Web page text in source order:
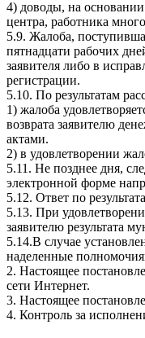
4) доводы, на
центра, работника
5.9. Жалоба,
пятнадцати рабочих
заявителя либо в
регистрации.
5.10. По результатам
1) жалоба
возврата заявителю
актами.
2) в удовлетворении
5.11. Не позднее дня,
электронной форме
5.12. Ответ по
5.13. При
заявителю результата
5.14.В случае
наделенные
2. Настоящее
сети Интернет.
3. Настоящее
4. Контроль за